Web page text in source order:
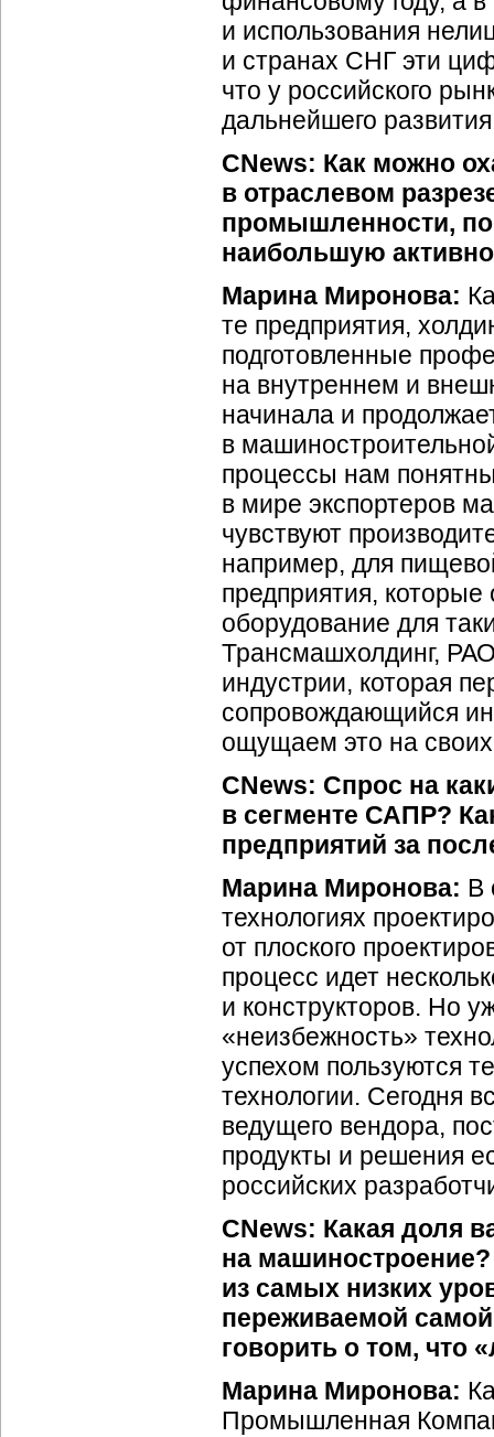
и использования
и странах СНГ эти
что у российского
дальнейшего
CNews: Как можно
в отраслевом
промышленности,
наибольшую
Марина Миронова:
те предприятия,
подготовленные
на внутреннем и
начинала и
в
процессы нам
в мире экспортеров
чувствуют
например, для
предприятия,
оборудование для
Трансмашхолдинг,
индустрии, которая
сопровождающийся
ощущаем это на
CNews: Спрос на
в сегменте САПР?
предприятий за
Марина Миронова: В
технологиях
от плоского
процесс идет
и конструкторов. Но
«неизбежность»
успехом пользуются
технологии. Сегодня
ведущего вендора,
продукты и решения
российских
CNews: Какая доля
на
из самых низких
переживаемой
говорить о том, что
Марина Миронова:
Промышленная